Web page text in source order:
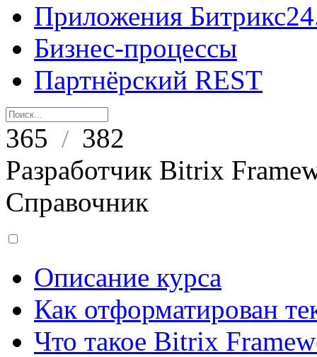
Приложения
Бизнес-процессы
Партнёрский REST
365 / 382
Разработчик Bitrix
Справочник
Описание курса
Как отформатирован
Что такое Bitrix